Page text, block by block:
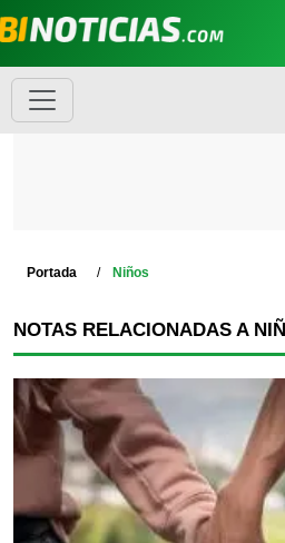
Portada Niños
NOTAS RELACIONADAS A